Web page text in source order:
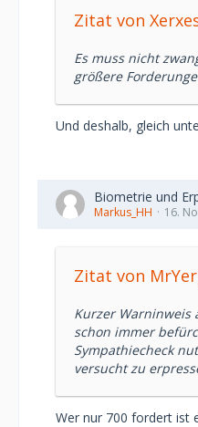
Zitat von
Es muss nicht
größere
Und deshalb, gleich
Biometrie und
Markus_HH 16.
Zitat von
Kurzer Warninweis
schon immer
Sympathiecheck
versucht zu
Wer nur 700 fordert ist